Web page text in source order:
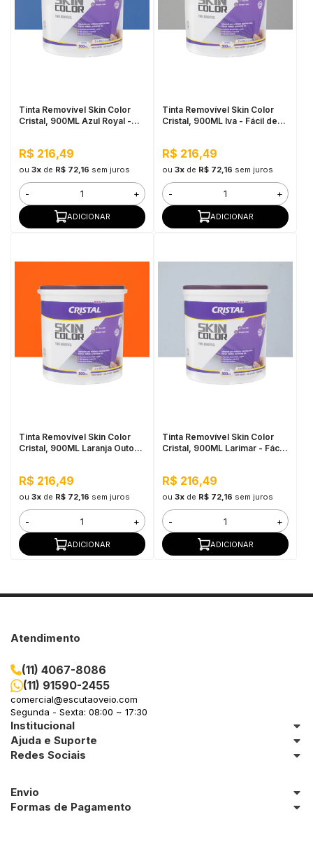
Tinta Removível Skin Color
Cristal, 900ML Azul Royal -
R$ 216,49
ou 3xde R$ 72,16 sem juros
- +
ADICIONAR
Tinta Removível Skin Color
Cristal, 900ML Iva - Fácil de
R$ 216,49
ou 3xde R$ 72,16 sem juros
- +
ADICIONAR
Tinta Removível Skin Color
Cristal, 900ML Laranja Outono
R$ 216,49
ou 3xde R$ 72,16 sem juros
- +
ADICIONAR
Tinta Removível Skin Color
Cristal, 900ML Larimar - Fácil
R$ 216,49
ou 3xde R$ 72,16 sem juros
- +
ADICIONAR
Atendimento
(11) 4067-8086
(11) 91590-2455
comercial@escutaoveio.com
Segunda - Sexta: 08:00 ~ 17:30
Institucional
Ajuda e Suporte
Redes Sociais
Envio
Formas de Pagamento